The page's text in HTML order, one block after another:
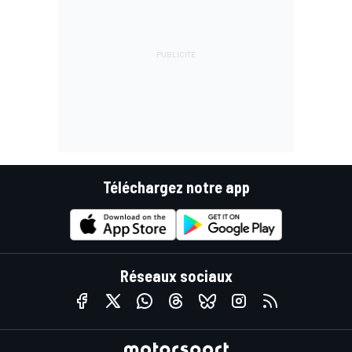
Téléchargez notre app
Réseaux sociaux